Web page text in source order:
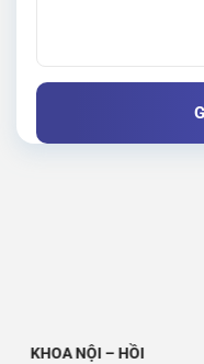
KHOA NỘI – HỒI